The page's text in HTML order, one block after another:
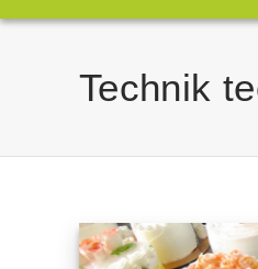
Technik